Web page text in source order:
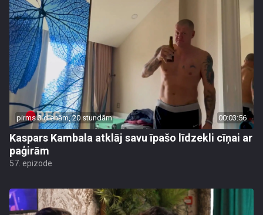
pirms 3 dienām, 20 stundām 00:03:56
Kaspars Kambala atklāj savu īpašo līdzekli cīņai ar
paģirām
57. epizode